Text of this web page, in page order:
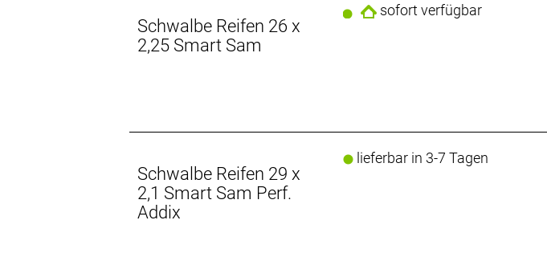
Schwalbe Reifen 26 x
2,25 Smart Sam
sofort verfügbar
Schwalbe Reifen 29 x
2,1 Smart Sam Perf.
Addix
lieferbar in 3-7 Tagen